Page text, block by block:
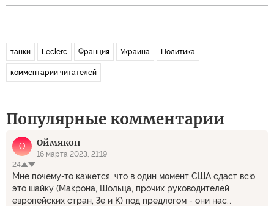
танки Leclerc Франция Украина Политика
комментарии читателей
Популярные комментарии
О Оймякон
16 марта 2023, 21:19
24
Мне почему-то кажется, что в один момент США сдаст всю
это шайку (Макрона, Шольца, прочих руководителей
европейских стран, Зе и К) под предлогом - они нас